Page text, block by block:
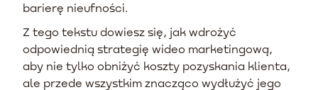
barierę nieufności.
Z tego tekstu dowiesz się, jak wdrożyć
odpowiednią strategię wideo marketingową,
aby nie tylko obniżyć koszty pozyskania klienta,
ale przede wszystkim znacząco wydłużyć jego